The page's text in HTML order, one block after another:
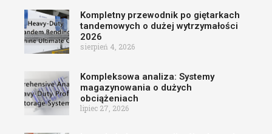
Kompletny przewodnik po giętarkach
tandemowych o dużej wytrzymałości
2026
sierpień 4, 2026
Kompleksowa analiza: Systemy
magazynowania o dużych
obciążeniach
lipiec 27, 2026